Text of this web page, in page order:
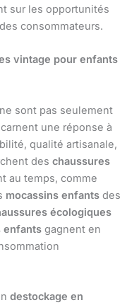
sur les opportunités
consommateurs.
vintage pour enfants
ne sont pas seulement
une réponse à
qualité artisanale,
des chaussures
au temps, comme
mocassins enfants des
écologiques
enfants gagnent en
destockage en